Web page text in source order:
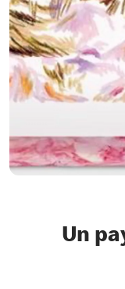
Un